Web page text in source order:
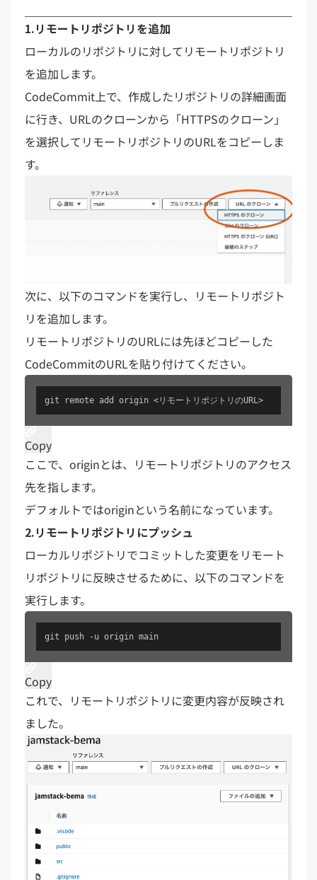
1.リモートリポジトリを追加
ローカルのリポジトリに対してリモートリポジトリ
を追加します。
CodeCommit上で、作成したリポジトリの詳細画面
に行き、URLのクローンから「HTTPSのクローン」
を選択してリモートリポジトリのURLをコピーしま
す。
次に、以下のコマンドを実行し、リモートリポジト
リを追加します。
リモートリポジトリのURLには先ほどコピーした
CodeCommitのURLを貼り付けてください。
git remote add origin <リモートリポジトリのURL>
Copy
ここで、originとは、リモートリポジトリのアクセス
先を指します。
デフォルトではoriginという名前になっています。
2.リモートリポジトリにプッシュ
ローカルリポジトリでコミットした変更をリモート
リポジトリに反映させるために、以下のコマンドを
実行します。
git push -u origin main
Copy
これで、リモートリポジトリに変更内容が反映され
ました。